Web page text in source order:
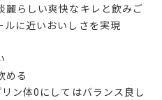
麗らしい爽快なキレと飲みご
ルに近いおいしさを実現
める
ン体0にしてはバランス良し